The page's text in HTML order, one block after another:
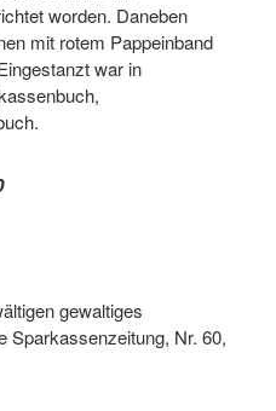
worden. Daneben
mit rotem Pappeinband
war in
gewaltiges
Sparkassenzeitung, Nr. 60,